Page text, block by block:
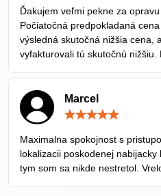
5
Ďakujem veľmi pekne za
Počiatočná predpokladaná
výsledná skutočná nižšia cena,
vyfakturovali tú skutočnú nižšiu.
Marcel
5
Maximalna spokojnost s
lokalizacii poskodenej
tym som sa nikde nestretol.